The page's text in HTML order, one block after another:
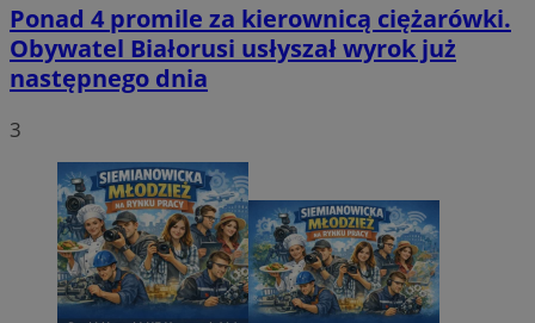
Ponad 4 promile za kierownicą ciężarówki.
Obywatel Białorusi usłyszał wyrok już
następnego dnia
3